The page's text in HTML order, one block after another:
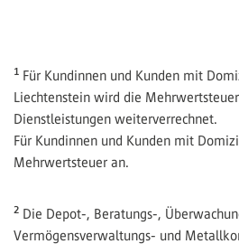
1 Für Kundinnen und Kunden mit
Liechtenstein wird die
Dienstleistungen weiterverrechnet.
Für Kundinnen und Kunden mit
Mehrwertsteuer an.
2 Die Depot-, Beratungs-,
Vermögensverwaltungs- und